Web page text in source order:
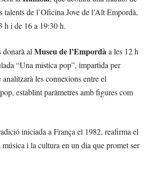
talents de l’Oficina Jove de l’Alt Empordà,
h i de 16 a 19:30 h.
donarà al Museu de l’Empordàa les 12 h
“Una mística pop”, impartida per
analitzarà les connexions entre el
establint paràmetres amb figures com
iniciada a França el 1982, reafirma el
i la cultura en un dia que promet ser